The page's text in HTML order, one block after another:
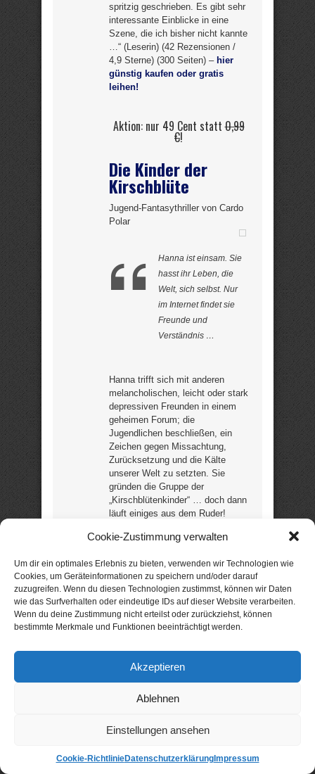
Cookie-Zustimmung verwalten
Um dir ein optimales Erlebnis zu bieten, verwenden wir Technologien wie
Cookies, um Geräteinformationen zu speichern und/oder darauf
zuzugreifen. Wenn du diesen Technologien zustimmst, können wir Daten
wie das Surfverhalten oder eindeutige IDs auf dieser Website verarbeiten.
Wenn du deine Zustimmung nicht erteilst oder zurückziehst, können
bestimmte Merkmale und Funktionen beeinträchtigt werden.
Akzeptieren
Ablehnen
Einstellungen ansehen
Cookie-RichtlinieDatenschutzerklärungImpressum
spritzig geschrieben. Es gibt sehr
interessante Einblicke in eine
Szene, die ich bisher nicht kannte
…“ (Leserin) (42 Rezensionen /
4,9 Sterne) (300 Seiten) – hier
günstig kaufen oder gratis
leihen!
Aktion: nur 49 Cent statt0,99
€!
Die Kinder der
Kirschblüte
Jugend-Fantasythriller von Cardo
Polar
Hanna ist einsam. Sie
hasst ihr Leben, die
Welt, sich selbst. Nur
im Internet findet sie
Freunde und
Verständnis …
Hanna trifft sich mit anderen
melancholischen, leicht oder stark
depressiven Freunden in einem
geheimen Forum; die
Jugendlichen beschließen, ein
Zeichen gegen Missachtung,
Zurücksetzung und die Kälte
unserer Welt zu setzten. Sie
gründen die Gruppe der
„Kirschblütenkinder“ … doch dann
läuft einiges aus dem Ruder!
Netze – ein Jugend-
Themen anspricht und mit einer
knackigen Story besticht. „Die
Handlung ist unglaublich fesselnd
und spannend.“ (Leserin) (3
Rezensionen / 5,0 Sterne) (156
noch günstig für
Mystery-Thriller von Daria Verner: „Die 17-jährige
Gloria findet nach dem Tod ihrer Mutter ein
offenbaren ihr eigenes Todesdatum!“ – Wenn das